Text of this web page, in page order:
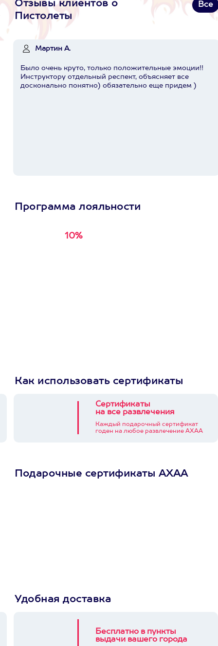
Отзывы клиентов о
Пистолеты
Все
Мартин А.
Было очень круто, только положительные эмоции!!
Инструктору отдельный респект, объясняет все
досконально понятно) обязательно еще придем )
Программа лояльности
10%
Как использовать сертификаты
Сертификаты
на все развлечения
Каждый подарочный сертификат
годен на любое развлечение АХАА
Подарочные сертификаты АХАА
Удобная доставка
Бесплатно в пункты
выдачи вашего города